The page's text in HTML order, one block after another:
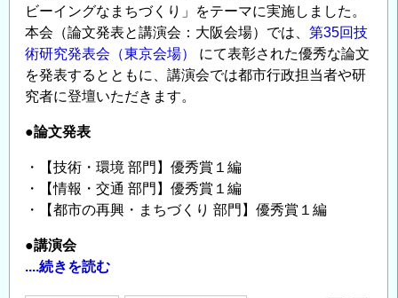
ム
の
構
築」
シ
ン
ジ
ウ
ム
の
ビーイングなまちづくり」をテーマに実施しました。
本会（論文発表と講演会：大阪会場）では、 第35回技
術研究発表会（東京会場） にて表彰された優秀な論文
を発表するとともに、講演会では都市行政担当者や研
究者に登壇いただきます。
●論文発表
・【技術・環境 部門】優秀賞１編
・【情報・交通 部門】優秀賞１編
・【都市の再興・まちづくり 部門】優秀賞１編
●講演会
....続きを読む